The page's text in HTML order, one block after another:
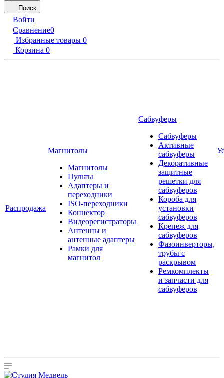
Поиск
Войти
Сравнение0
Избранные товары 0
Корзина 0
Распродажа
Магнитолы
Магнитолы
Пульты
Адаптеры и
переходники
ISO-переходники
Коннектор
Видеорегистраторы
Антенны и
антенные адаптеры
Рамки для
магнитол
Сабвуферы
Сабвуферы
Активные
сабвуферы
Декоративные
защитные
решетки для
сабвуферов
Короба для
установки
сабвуферов
Крепеж для
сабвуферов
Фазоинверторы,
трубы с
раскрывом
Ремкомплекты
и запчасти для
сабвуферов